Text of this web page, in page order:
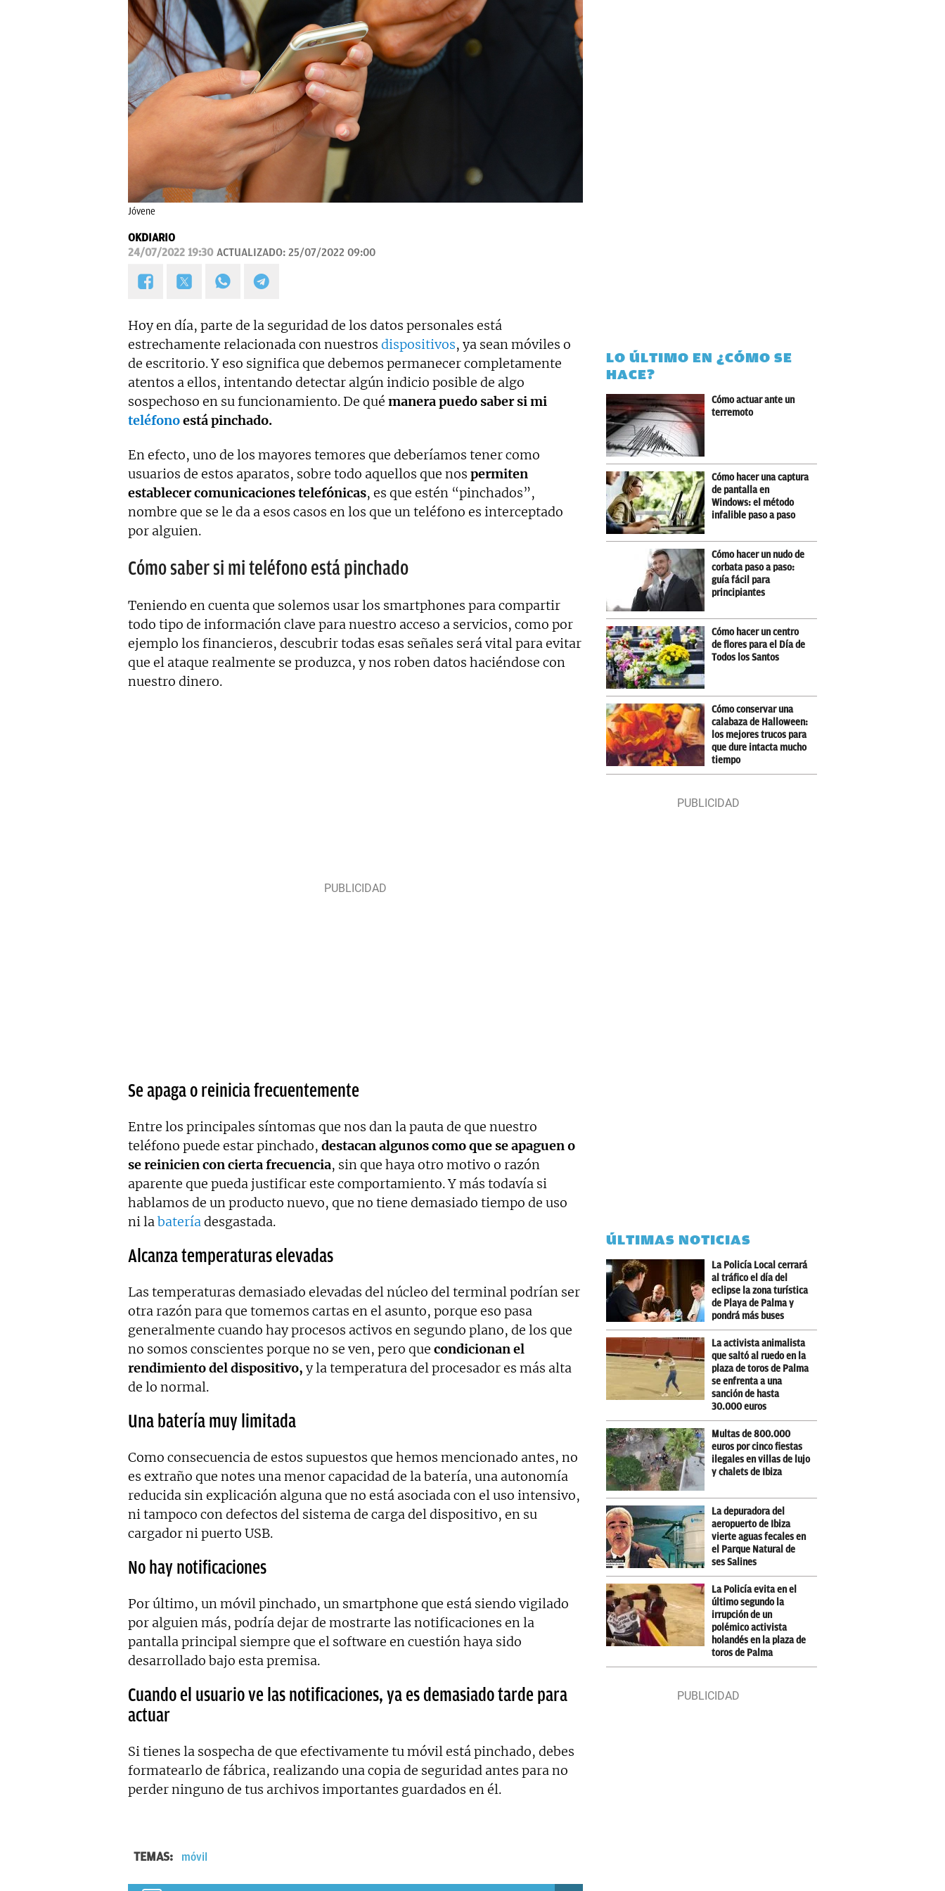
Jóvene
OKDIARIO
24/07/2022 19:30 ACTUALIZADO: 25/07/2022 09:00
Hoy en día, parte de la seguridad de los datos personales está
estrechamente relacionada con nuestros dispositivos, ya sean móviles o
de escritorio. Y eso significa que debemos permanecer completamente
atentos a ellos, intentando detectar algún indicio posible de algo
sospechoso en su funcionamiento. De qué manera puedo saber si mi
teléfonoestá pinchado.
En efecto, uno de los mayores temores que deberíamos tener como
usuarios de estos aparatos, sobre todo aquellos que nos permiten
establecer comunicaciones telefónicas, es que estén “pinchados”,
nombre que se le da a esos casos en los que un teléfono es interceptado
por alguien.
Cómo saber si mi teléfono está pinchado
Teniendo en cuenta que solemos usar los smartphones para compartir
todo tipo de información clave para nuestro acceso a servicios, como por
ejemplo los financieros, descubrir todas esas señales será vital para evitar
que el ataque realmente se produzca, y nos roben datos haciéndose con
nuestro dinero.
Se apaga o reinicia frecuentemente
Entre los principales síntomas que nos dan la pauta de que nuestro
teléfono puede estar pinchado, destacan algunos como que se apaguen o
se reinicien con cierta frecuencia, sin que haya otro motivo o razón
aparente que pueda justificar este comportamiento. Y más todavía si
hablamos de un producto nuevo, que no tiene demasiado tiempo de uso
ni labateríadesgastada.
Alcanza temperaturas elevadas
Las temperaturas demasiado elevadas del núcleo del terminal podrían ser
otra razón para que tomemos cartas en el asunto, porque eso pasa
generalmente cuando hay procesos activos en segundo plano, de los que
no somos conscientes porque no se ven, pero que condicionan el
rendimiento del dispositivo, y la temperatura del procesador es más alta
de lo normal.
Una batería muy limitada
Como consecuencia de estos supuestos que hemos mencionado antes, no
es extraño que notes una menor capacidad de la batería, una autonomía
reducida sin explicación alguna que no está asociada con el uso intensivo,
ni tampoco con defectos del sistema de carga del dispositivo, en su
cargador ni puerto USB.
No hay notificaciones
Por último, un móvil pinchado, un smartphone que está siendo vigilado
por alguien más, podría dejar de mostrarte las notificaciones en la
pantalla principal siempre que el software en cuestión haya sido
desarrollado bajo esta premisa.
Cuando el usuario ve las notificaciones, ya es demasiado tarde para
actuar
Si tienes la sospecha de que efectivamente tu móvil está pinchado, debes
formatearlo de fábrica, realizando una copia de seguridad antes para no
perder ninguno de tus archivos importantes guardados en él.
TEMAS: móvil
LO ÚLTIMO EN ¿CÓMO SE
HACE?
Cómo actuar ante un
terremoto
Cómo hacer una captura
de pantalla en
Windows: el método
infalible paso a paso
Cómo hacer un nudo de
corbata paso a paso:
guía fácil para
principiantes
Cómo hacer un centro
de flores para el Día de
Todos los Santos
Cómo conservar una
calabaza de Halloween:
los mejores trucos para
que dure intacta mucho
tiempo
ÚLTIMAS NOTICIAS
La Policía Local cerrará
al tráfico el día del
eclipse la zona turística
de Playa de Palma y
pondrá más buses
La activista animalista
que saltó al ruedo en la
plaza de toros de Palma
se enfrenta a una
sanción de hasta
30.000 euros
Multas de 800.000
euros por cinco fiestas
ilegales en villas de lujo
y chalets de Ibiza
La depuradora del
aeropuerto de Ibiza
vierte aguas fecales en
el Parque Natural de
ses Salines
La Policía evita en el
último segundo la
irrupción de un
polémico activista
holandés en la plaza de
toros de Palma